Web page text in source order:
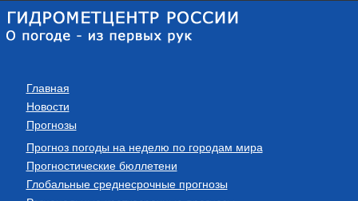
Главная
Новости
Прогнозы
Прогноз погоды на неделю по городам мира
Прогностические бюллетени
Глобальные среднесрочные прогнозы